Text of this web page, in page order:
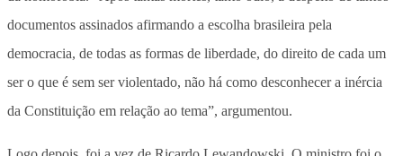
documentos assinados afirmando a escolha brasileira pela
democracia, de todas as formas de liberdade, do direito de cada um
ser o que é sem ser violentado, não há como desconhecer a inércia
da Constituição em relação ao tema”, argumentou.